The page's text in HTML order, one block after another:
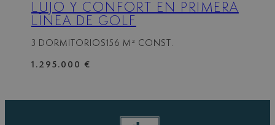
LUJO Y CONFORT EN PRIMERA
LÍNEA DE GOLF
3 DORMITORIOS156 M² CONST.
1.295.000 €